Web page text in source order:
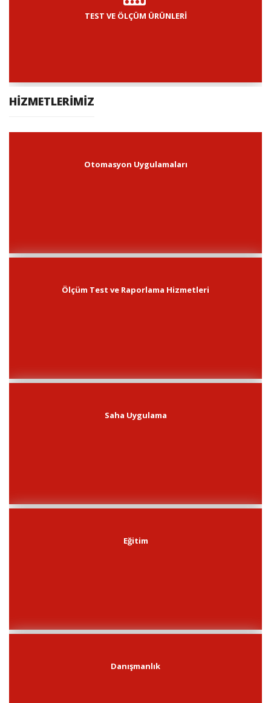
TEST VE ÖLÇÜM ÜRÜNLERİ
HİZMETLERİMİZ
Otomasyon Uygulamaları
Ölçüm Test ve Raporlama Hizmetleri
Saha Uygulama
Eğitim
Danışmanlık